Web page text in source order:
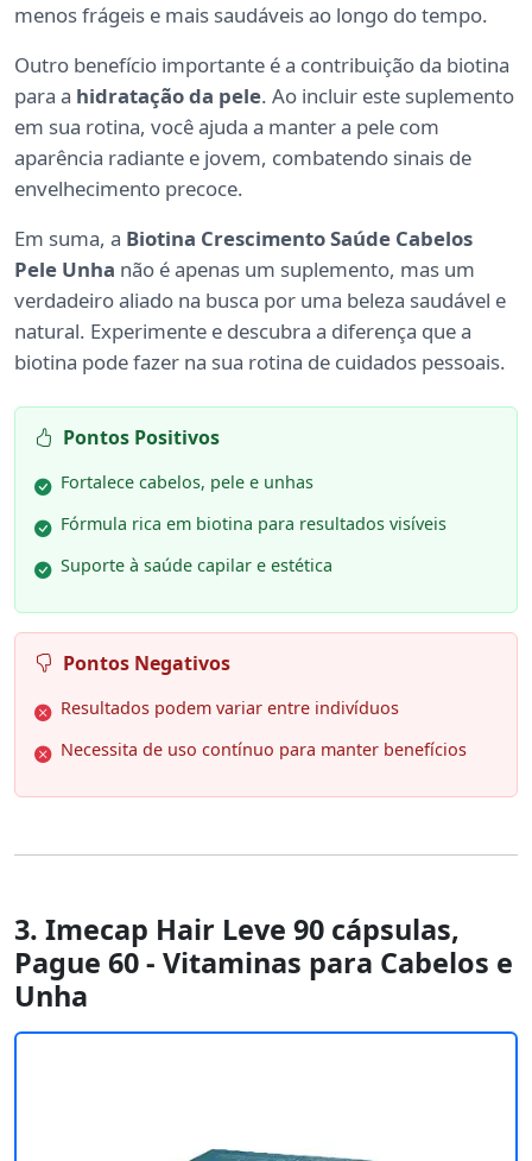
menos frágeis e mais saudáveis ao longo do tempo.
Outro benefício importante é a contribuição da biotina
para a hidratação da pele. Ao incluir este suplemento
em sua rotina, você ajuda a manter a pele com
aparência radiante e jovem, combatendo sinais de
envelhecimento precoce.
Em suma, a Biotina Crescimento Saúde Cabelos
Pele Unha não é apenas um suplemento, mas um
verdadeiro aliado na busca por uma beleza saudável e
natural. Experimente e descubra a diferença que a
biotina pode fazer na sua rotina de cuidados pessoais.
Pontos Positivos
Fortalece cabelos, pele e unhas
Fórmula rica em biotina para resultados visíveis
Suporte à saúde capilar e estética
Pontos Negativos
Resultados podem variar entre indivíduos
Necessita de uso contínuo para manter benefícios
3. Imecap Hair Leve 90 cápsulas,
Pague 60 - Vitaminas para Cabelos e
Unha